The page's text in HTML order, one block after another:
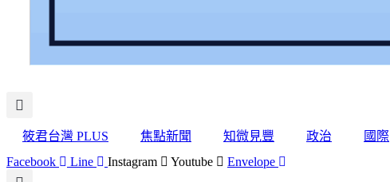
筱君台灣 PLUS 焦點新聞 知微見豐 政治 國際
Facebook
Line Instagram Youtube Envelope